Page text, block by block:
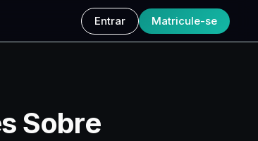
Entrar Matricule-se
Sobre